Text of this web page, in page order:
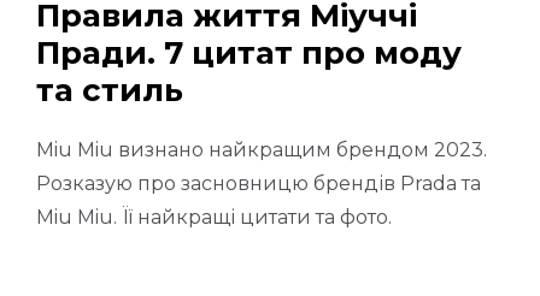
Правила життя Міуччі
Пради. 7 цитат про моду
та стиль
Miu Miu визнано найкращим брендом 2023.
Розказую про засновницю брендів Prada та
Miu Miu. Її найкращі цитати та фото.